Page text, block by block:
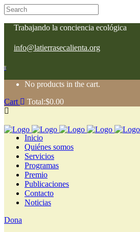
Trabajando la conciencia ecológica
info@latierrasecalienta.org
0
No products in the cart.
Cart
Total:$0.00
Inicio
Quiénes somos
Servicios
Programas
Premio
Publicaciones
Contacto
Noticias
Dona